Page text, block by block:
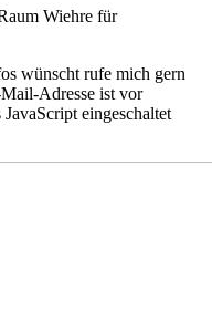
Wiehre für
wünscht rufe mich gern
Adresse ist vor
eingeschaltet